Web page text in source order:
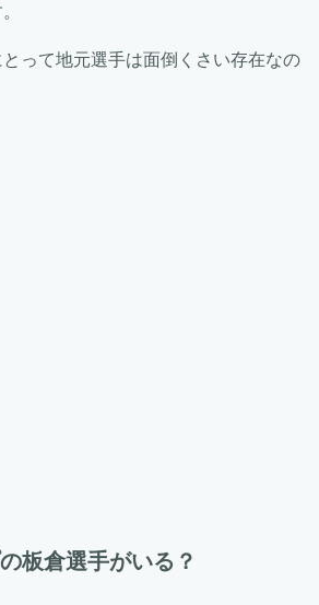
って地元選手は面倒くさい存在なの
板倉選手がいる？